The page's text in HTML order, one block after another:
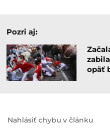
Pozri aj:
opäť
Nahlásiť chybu v článku